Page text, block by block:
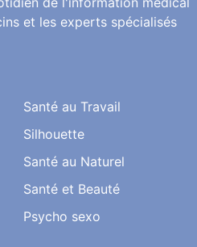
et les experts spécialisés
Santé au Travail
Silhouette
Santé au Naturel
Santé et Beauté
Psycho sexo